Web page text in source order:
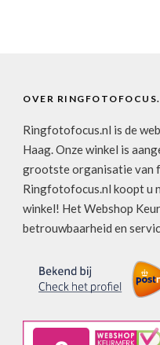
OVER
Ringfotofocus.nl is de
Haag. Onze winkel is
grootste organisatie van
Ringfotofocus.nl koopt u
winkel! Het Webshop
betrouwbaarheid en